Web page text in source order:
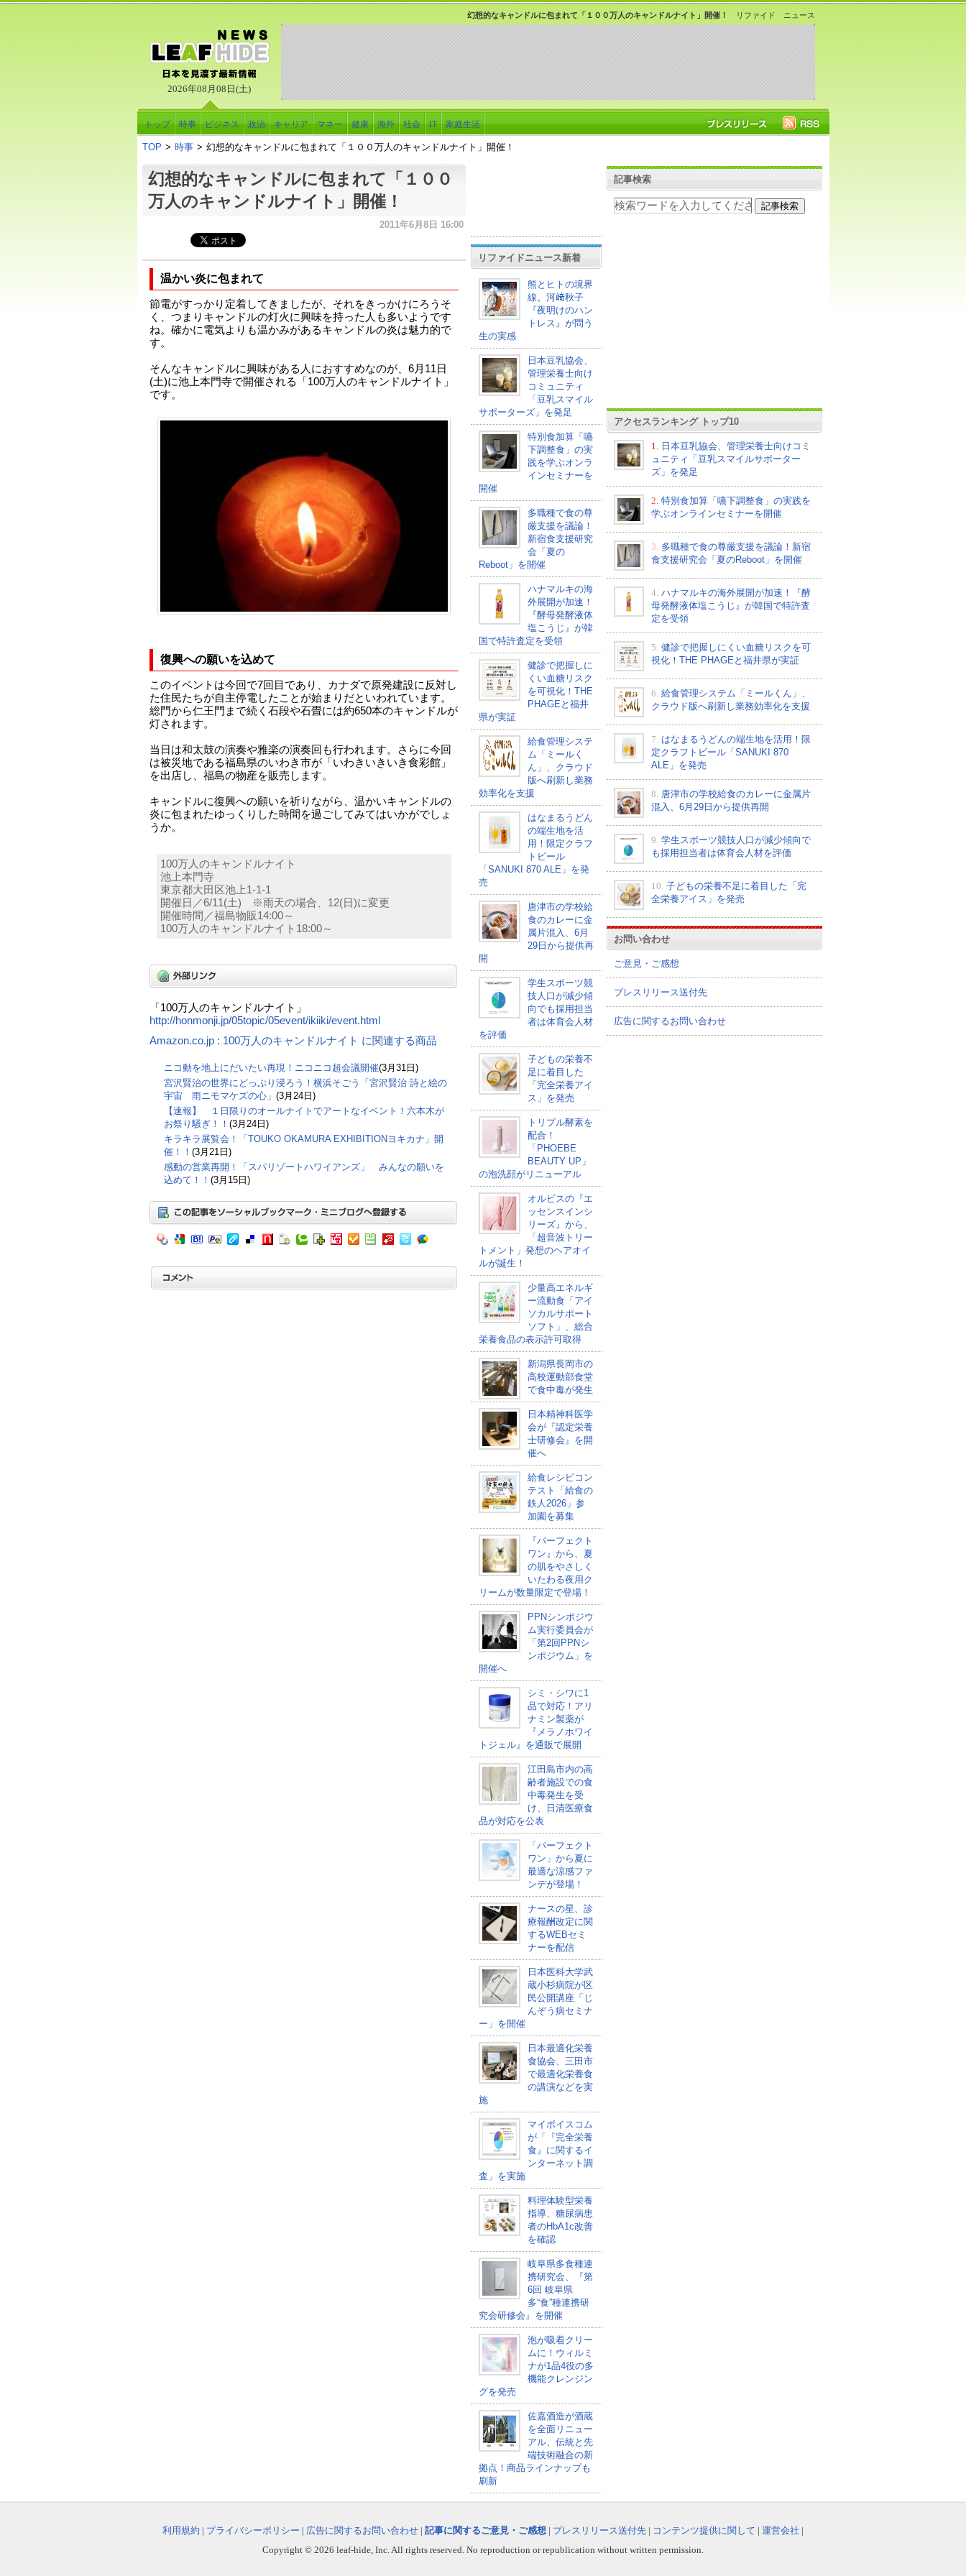
2026年08月08日(土)
リファイド ニュース
幻想的なキャンドルに包まれて「１００万人のキャンドルナイト」開催！
トップ 時事 ビジネス 政治 キャリア マネー 健康 海外 社会 IT 家庭生活
TOP > 時事 > 幻想的なキャンドルに包まれて「１００万人のキャンドルナイト」開催！
幻想的なキャンドルに包まれて「１００
万人のキャンドルナイト」開催！
2011年6月8日 16:00
温かい炎に包まれて
節電がすっかり定着してきましたが、それをきっかけにろうそ
く、つまりキャンドルの灯火に興味を持った人も多いようです
ね。確かに電気よりも温かみがあるキャンドルの炎は魅力的で
す。
そんなキャンドルに興味がある人におすすめなのが、6月11日
(土)に池上本門寺で開催される「100万人のキャンドルナイト」
です。
復興への願いを込めて
このイベントは今回で7回目であり、カナダで原発建設に反対し
た住民たちが自主停電したことが始まりだといわれています。
総門から仁王門まで続く石段や石畳には約650本のキャンドルが
灯されます。
当日は和太鼓の演奏や雅楽の演奏回も行われます。さらに今回
は被災地である福島県のいわき市が「いわきいきいき食彩館」
を出店し、福島の物産を販売します。
キャンドルに復興への願いを祈りながら、温かいキャンドルの
炎に包まれたゆっくりした時間を過ごしてみてはいかがでしょ
うか。
100万人のキャンドルナイト
池上本門寺
東京都大田区池上1-1-1
開催日／6/11(土) ※雨天の場合、12(日)に変更
開催時間／福島物販14:00～
100万人のキャンドルナイト18:00～
「100万人のキャンドルナイト」
http://honmonji.jp/05topic/05event/ikiiki/event.html
Amazon.co.jp : 100万人のキャンドルナイト に関連する商品
ニコ動を地上にだいたい再現！ニコニコ超会議開催(3月31日)
宮沢賢治の世界にどっぷり浸ろう！横浜そごう「宮沢賢治 詩と絵の
宇宙 雨ニモマケズの心」 (3月24日)
【速報】 １日限りのオールナイトでアートなイベント！六本木が
お祭り騒ぎ！！ (3月24日)
キラキラ展覧会！「TOUKO OKAMURA EXHIBITIONヨキカナ」開
催！！ (3月21日)
感動の営業再開！「スパリゾートハワイアンズ」 みんなの願いを
込めて！！ (3月15日)
リファイドニュース新着
熊とヒトの境界
線。河﨑秋子
『夜明けのハン
トレス』が問う
生の実感
日本豆乳協会、
管理栄養士向け
コミュニティ
「豆乳スマイル
サポーターズ」を発足
特別食加算「嚥
下調整食」の実
践を学ぶオンラ
インセミナーを
開催
多職種で食の尊
厳支援を議論！
新宿食支援研究
会「夏の
Reboot」を開催
ハナマルキの海
外展開が加速！
『酵母発酵液体
塩こうじ』が韓
国で特許査定を受領
健診で把握しに
くい血糖リスク
を可視化！THE
PHAGEと福井
県が実証
給食管理システ
ム「ミールく
ん」、クラウド
版へ刷新し業務
効率化を支援
はなまるうどん
の端生地を活
用！限定クラフ
トビール
「SANUKI 870 ALE」を発
売
唐津市の学校給
食のカレーに金
属片混入、6月
29日から提供再
開
学生スポーツ競
技人口が減少傾
向でも採用担当
者は体育会人材
を評価
子どもの栄養不
足に着目した
「完全栄養アイ
ス」を発売
トリプル酵素を
配合！
「PHOEBE
BEAUTY UP」
の泡洗顔がリニューアル
オルビスの『エ
ッセンスインシ
リーズ』から、
「超音波トリー
トメント」発想のヘアオイ
ルが誕生！
少量高エネルギ
ー流動食「アイ
ソカルサポート
ソフト」、総合
栄養食品の表示許可取得
新潟県長岡市の
高校運動部食堂
で食中毒が発生
日本精神科医学
会が『認定栄養
士研修会』を開
催へ
給食レシピコン
テスト「給食の
鉄人2026」参
加園を募集
『パーフェクト
ワン』から、夏
の肌をやさしく
いたわる夜用ク
リームが数量限定で登場！
PPNシンポジウ
ム実行委員会が
「第2回PPNシ
ンポジウム」を
開催へ
シミ・シワに1
品で対応！アリ
ナミン製薬が
『メラノホワイ
トジェル』を通販で展開
江田島市内の高
齢者施設での食
中毒発生を受
け、日清医療食
品が対応を公表
「パーフェクト
ワン」から夏に
最適な涼感ファ
ンデが登場！
ナースの星、診
療報酬改定に関
するWEBセミ
ナーを配信
日本医科大学武
蔵小杉病院が区
民公開講座「じ
んぞう病セミナ
ー」を開催
日本最適化栄養
食協会、三田市
で最適化栄養食
の講演などを実
施
マイボイスコム
が「『完全栄養
食』に関するイ
ンターネット調
査」を実施
料理体験型栄養
指導、糖尿病患
者のHbA1c改善
を確認
岐阜県多食種連
携研究会、『第
6回 岐阜県
多“食”種連携研
究会研修会』を開催
泡が吸着クリー
ムに！ウィルミ
ナが1品4役の多
機能クレンジン
グを発売
佐嘉酒造が酒蔵
を全面リニュー
アル、伝統と先
端技術融合の新
拠点！商品ラインナップも
刷新
記事検索
アクセスランキング トップ10
1.
日本豆乳協会、管理栄養士向けコミ
ュニティ「豆乳スマイルサポーター
ズ」を発足
2. 特別食加算「嚥下調整食」の実践を
学ぶオンラインセミナーを開催
3. 多職種で食の尊厳支援を議論！新宿
食支援研究会「夏のReboot」を開催
4. ハナマルキの海外展開が加速！『酵
母発酵液体塩こうじ』が韓国で特許査
定を受領
5. 健診で把握しにくい血糖リスクを可
視化！THE PHAGEと福井県が実証
6. 給食管理システム「ミールくん」、
クラウド版へ刷新し業務効率化を支援
7. はなまるうどんの端生地を活用！限
定クラフトビール「SANUKI 870
ALE」を発売
8. 唐津市の学校給食のカレーに金属片
混入、6月29日から提供再開
9. 学生スポーツ競技人口が減少傾向で
も採用担当者は体育会人材を評価
10. 子どもの栄養不足に着目した「完
全栄養アイス」を発売
お問い合わせ
ご意見・ご感想
プレスリリース送付先
広告に関するお問い合わせ
利用規約 | プライバシーポリシー | 広告に関するお問い合わせ | 記事に関するご意見・ご感想 | プレスリリース送付先 | コンテンツ提供に関して | 運営会社 |
Copyright © 2026 leaf-hide, Inc. All rights reserved. No reproduction or republication without written permission.